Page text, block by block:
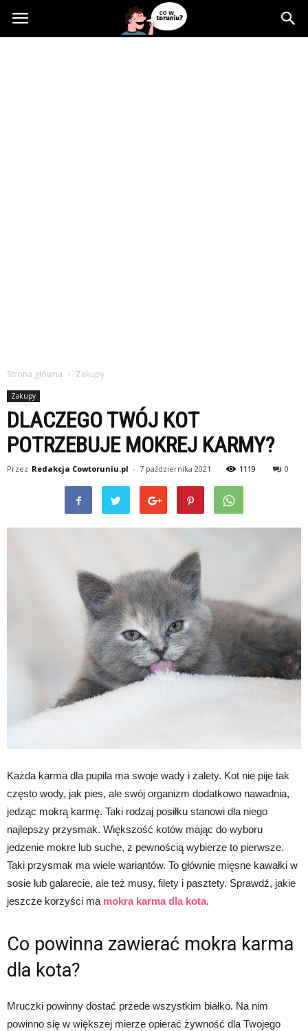
Cowtoruniu.pl
Strona główna Zakupy
Zakupy
DLACZEGO TWÓJ KOT
POTRZEBUJE MOKREJ KARMY?
Przez Redakcja Cowtoruniu.pl - 7 października 2021 1119 0
Każda karma dla pupila ma swoje wady i zalety. Kot nie pije tak
często wody, jak pies, ale swój organizm dodatkowo nawadnia,
jedząc mokrą karmę. Taki rodzaj posiłku stanowi dla niego
najlepszy przysmak. Większość kotów mając do wyboru
jedzenie mokre lub suche, z pewnością wybierze to pierwsze.
Taki przysmak ma wiele wariantów. To głównie mięsne kawałki w
sosie lub galarecie, ale też musy, filety i pasztety. Sprawdź, jakie
jeszcze korzyści ma mokra karma dla kota.
Co powinna zawierać mokra karma
dla kota?
Mruczki powinny dostać przede wszystkim białko. Na nim
powinno się w większej mierze opierać żywność dla Twojego